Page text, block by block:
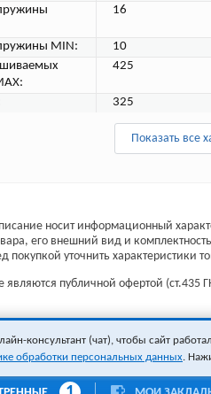
16
MIN:
10
425
325
Показать все
носит информационный
его внешний вид и
покупкой уточнить характеристики
публичной офертой (ст.435
консультант (чат), чтобы сайт
обработки персональных данных .